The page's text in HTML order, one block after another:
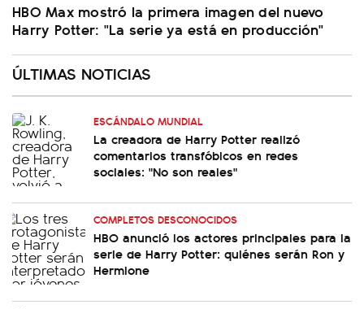
HBO Max mostró la primera imagen del nuevo
Harry Potter: "La serie ya está en producción"
ÚLTIMAS NOTICIAS
ESCÁNDALO MUNDIAL
La creadora de Harry Potter realizó
comentarios transfóbicos en redes
sociales: "No son reales"
COMPLETOS DESCONOCIDOS
HBO anunció los actores principales para la
serie de Harry Potter: quiénes serán Ron y
Hermione